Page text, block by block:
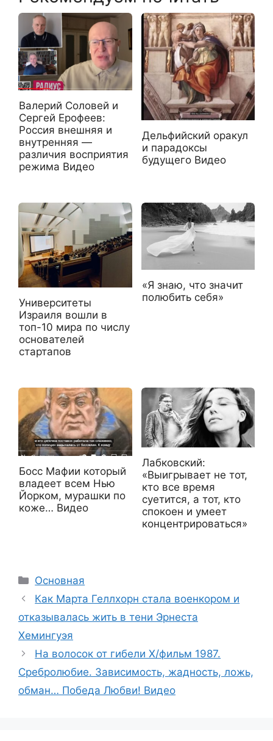
Валерий Соловей и
Сергей Ерофеев:
Россия внешняя и
внутренняя —
различия восприятия
режима Видео
Дельфийский оракул
и парадоксы
будущего Видео
Университеты
Израиля вошли в
топ-10 мира по числу
основателей
стартапов
«Я знаю, что значит
полюбить себя»
Босс Мафии который
владеет всем Нью
Йорком, мурашки по
коже… Видео
Лабковский:
«Выигрывает не тот,
кто все время
суетится, а тот, кто
спокоен и умеет
концентрироваться»
Рубрики
Основная
Как Марта Геллхорн стала военкором и
отказывалась жить в тени Эрнеста
Хемингуэя
На волосок от гибели Х/фильм 1987.
Сребролюбие. Зависимость, жадность, ложь,
обман… Победа Любви! Видео